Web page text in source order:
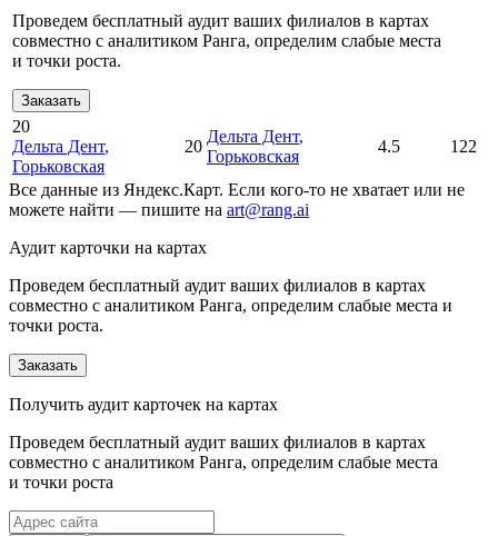
Проведем бесплатный аудит ваших филиалов в картах
совместно с аналитиком Ранга, определим слабые места
и точки роста.
Заказать
20
Дельта Дент,
Горьковская
20
Дельта Дент,
Горьковская
4.5 122
Все данные из Яндекс.Карт. Если кого-то не хватает или не
можете найти — пишите на art@rang.ai
Аудит карточки на картах
Проведем бесплатный аудит ваших филиалов в картах
совместно с аналитиком Ранга, определим слабые места и
точки роста.
Заказать
Получить аудит карточек на картах
Проведем бесплатный аудит ваших филиалов в картах
совместно с аналитиком Ранга, определим слабые места
и точки роста